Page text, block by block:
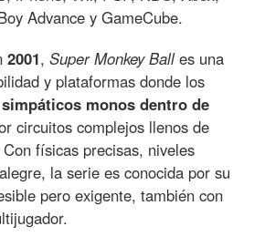
Advance y GameCube.
2001,Super Monkey Balles una
y plataformas donde los
simpáticos monos dentro de
circuitos complejos llenos de
físicas precisas, niveles
la serie es conocida por su
pero exigente, también con